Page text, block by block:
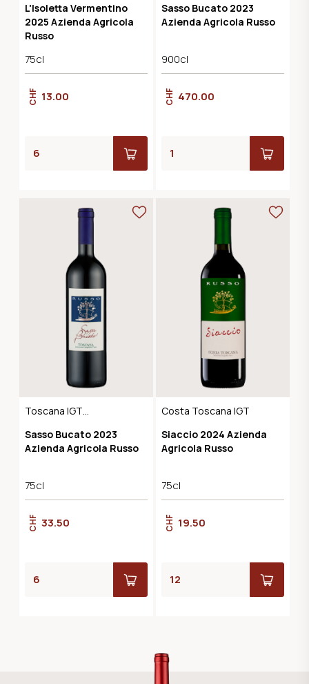
L'Isoletta Vermentino
2025 Azienda Agricola
Russo
75cl
CHF 13.00
Sasso Bucato 2023
Azienda Agricola Russo
900cl
CHF 470.00
Toscana IGT
Sasso Bucato 2023
Azienda Agricola Russo
75cl
CHF 33.50
Costa Toscana IGT
Siaccio 2024 Azienda
Agricola Russo
75cl
CHF 19.50